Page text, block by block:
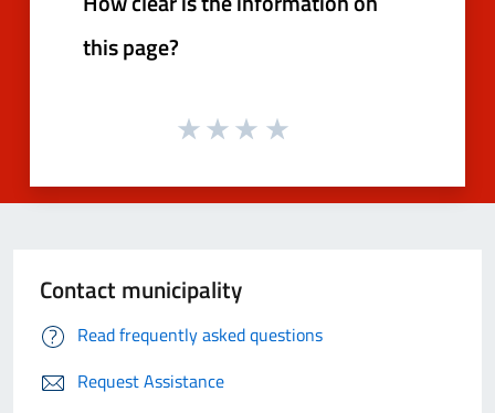
this page?
Contact municipality
Read frequently asked questions
Request Assistance